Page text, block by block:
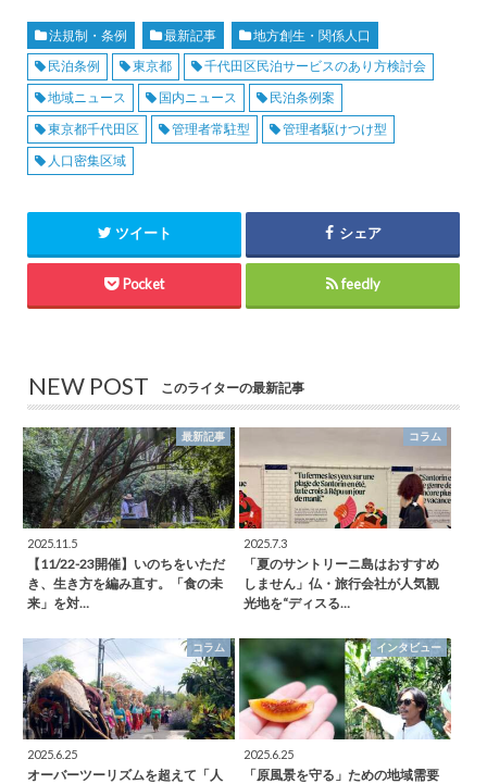
法規制・条例 最新記事
地方創生・関係人口
民泊条例
東京都
千代田区民泊サービスのあり方検討会
地域ニュース
国内ニュース
民泊条例案
東京都千代田区
管理者常駐型
管理者駆けつけ型
人口密集区域
ツイート シェア
Pocket feedly
NEW POST このライターの最新記事
最新記事
2025.11.5
【11/22-23開催】いのちをいただ
き、生き方を編み直す。「食の未
来」を対…
コラム
2025.7.3
「夏のサントリーニ島はおすすめ
しません」仏・旅行会社が人気観
光地を“ディスる…
コラム
2025.6.25
オーバーツーリズムを超えて「人
インタビュー
2025.6.25
「原風景を守る」ための地域需要